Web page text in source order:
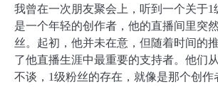
我曾在一次朋友聚会上，听到一个关于1
是一个年轻的创作者，他的直播间里突
丝。起初，他并未在意，但随着时间的
了他直播生涯中最重要的支持者。他们
不谈，1级粉丝的存在，就像是那个创作